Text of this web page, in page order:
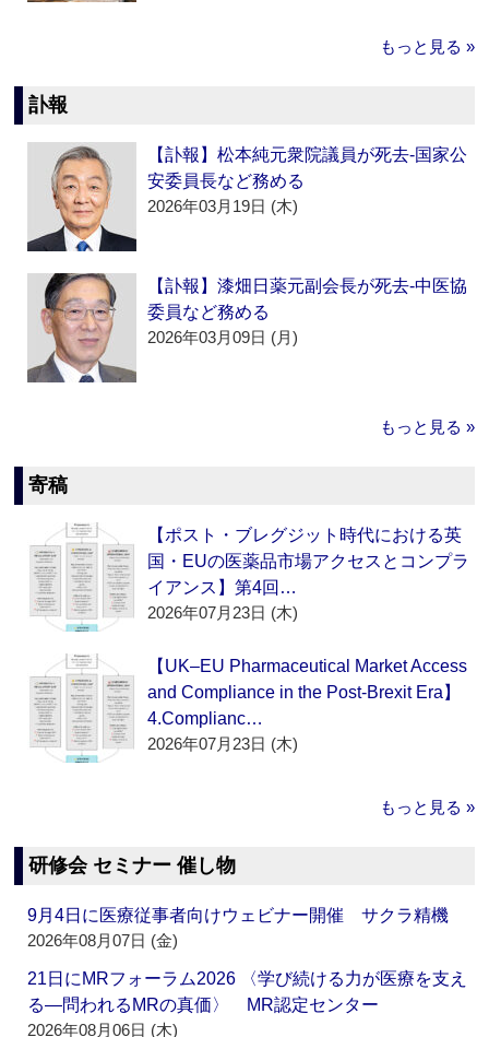
もっと見る »
訃報
【訃報】松本純元衆院議員が死去‐国家公
安委員長など務める
2026年03月19日 (木)
【訃報】漆畑日薬元副会長が死去‐中医協
委員など務める
2026年03月09日 (月)
もっと見る »
寄稿
【ポスト・ブレグジット時代における英
国・EUの医薬品市場アクセスとコンプラ
イアンス】第4回…
2026年07月23日 (木)
【UK–EU Pharmaceutical Market Access
and Compliance in the Post-Brexit Era】
4.Complianc…
2026年07月23日 (木)
もっと見る »
研修会 セミナー 催し物
9月4日に医療従事者向けウェビナー開催 サクラ精機
2026年08月07日 (金)
21日にMRフォーラム2026 〈学び続ける力が医療を支え
る―問われるMRの真価〉 MR認定センター
2026年08月06日 (木)